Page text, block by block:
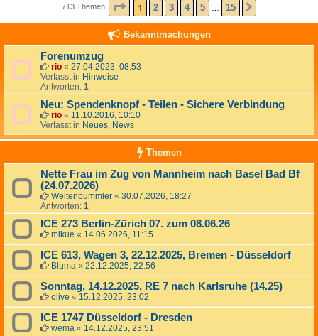
713 Themen SEITE1 VON15
1 2 3 4 5 15
Bekanntmachungen
Forenumzug
rio « 27.04.2023, 08:53
Verfasst in Hinweise
Antworten: 1
Neu: Spendenknopf - Teilen - Sichere Verbindung
rio « 11.10.2016, 10:10
Verfasst in Neues, News
Themen
Nette Frau im Zug von Mannheim nach Basel Bad Bf
(24.07.2026)
Weltenbummler « 30.07.2026, 18:27
Antworten: 1
ICE 273 Berlin-Zürich 07. zum 08.06.26
mikue « 14.06.2026, 11:15
ICE 613, Wagen 3, 22.12.2025, Bremen - Düsseldorf
Bluma « 22.12.2025, 22:56
Sonntag, 14.12.2025, RE 7 nach Karlsruhe (14.25)
olive « 15.12.2025, 23:02
ICE 1747 Düsseldorf - Dresden
wema « 14.12.2025, 23:51